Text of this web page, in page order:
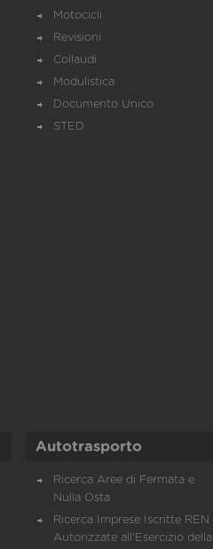
Motocicli
Revisioni
Collaudi
Modulistica
Documento Unico
STED
Autotrasporto
Ricerca Aree di Fermata e
Nulla Osta
Ricerca Imprese Iscritte REN
Autorizzate all'Esercizio della